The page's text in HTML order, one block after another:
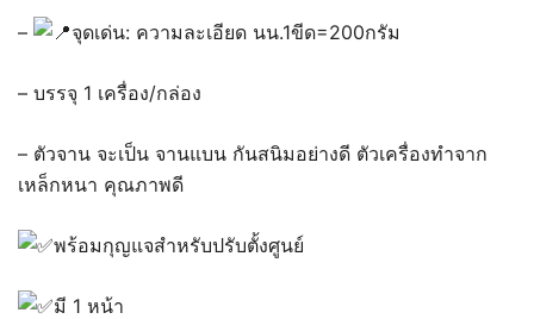
– จุดเด่น: ความละเอียด นน.1ขีด=200กรัม
– บรรจุ 1 เครื่อง/กล่อง
– ตัวจาน จะเป็น จานแบน กันสนิมอย่างดี ตัวเครื่องทำจาก
เหล็กหนา คุณภาพดี
พร้อมกุญแจสำหรับปรับตั้งศูนย์
มี 1 หน้า